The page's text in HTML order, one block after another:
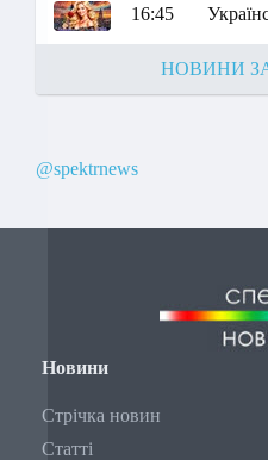
16:45
НОВИНИ
@spektrnews
Новини
Стрічка новин
Статті